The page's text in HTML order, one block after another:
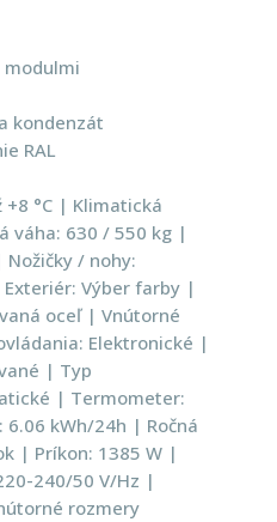
modulmi
kondenzát
RAL
+8 °C | Klimatická
váha: 630 / 550 kg |
/ nohy:
Výber farby |
oceľ | Vnútorné
Elektronické |
| Typ
| Termometer:
kWh/24h | Ročná
| Príkon: 1385 W |
240/50 V/Hz |
rozmery